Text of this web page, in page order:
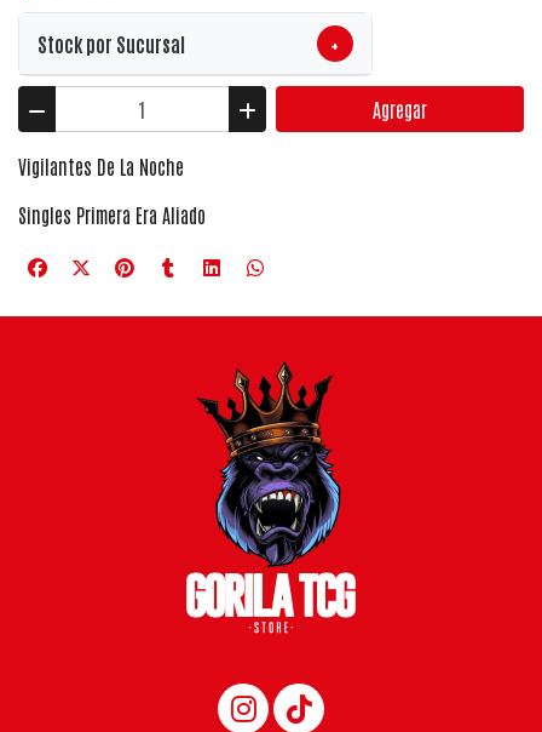
Stock por Sucursal +
Agregar
Vigilantes De La Noche
Singles Primera Era Aliado